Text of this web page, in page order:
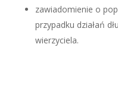
zawiadomienie o
przypadku działań
wierzyciela.